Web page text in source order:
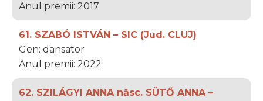
Anul premii: 2017
61. SZABÓ ISTVÁN – SIC (Jud. CLUJ)
Gen: dansator
Anul premii: 2022
62. SZILÁGYI ANNA născ. SÜTŐ ANNA –